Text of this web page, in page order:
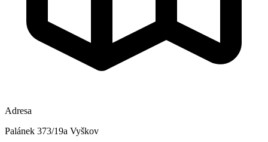
Adresa
Palánek 373/19a Vyškov